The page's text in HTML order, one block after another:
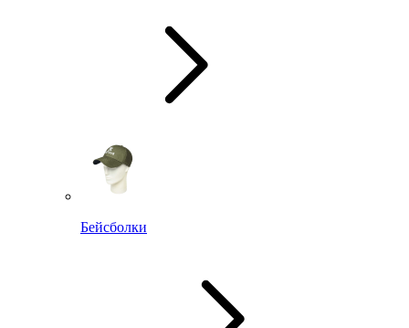
Бейсболки